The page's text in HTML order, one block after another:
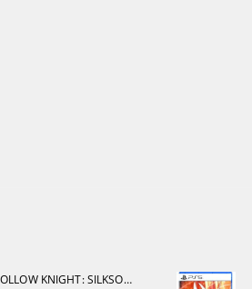
HOLLOW KNIGHT: SILKSONG [NINTENDO SWITCH 2]